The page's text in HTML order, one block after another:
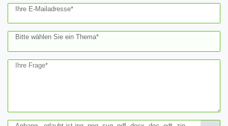
Ihre E-Mailadresse*
Bitte wählen Sie ein Thema*
Ihre Frage*